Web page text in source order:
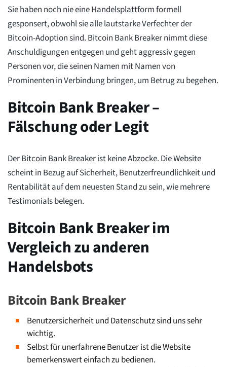
Sie haben noch nie eine Handelsplattform formell
gesponsert, obwohl sie alle lautstarke Verfechter der
Bitcoin-Adoption sind. Bitcoin Bank Breaker nimmt diese
Anschuldigungen entgegen und geht aggressiv gegen
Personen vor, die seinen Namen mit Namen von
Prominenten in Verbindung bringen, um Betrug zu begehen.
Bitcoin Bank Breaker –
Fälschung oder Legit
Der Bitcoin Bank Breaker ist keine Abzocke. Die Website
scheint in Bezug auf Sicherheit, Benutzerfreundlichkeit und
Rentabilität auf dem neuesten Stand zu sein, wie mehrere
Testimonials belegen.
Bitcoin Bank Breaker im
Vergleich zu anderen
Handelsbots
Bitcoin Bank Breaker
Benutzersicherheit und Datenschutz sind uns sehr
wichtig.
Selbst für unerfahrene Benutzer ist die Website
bemerkenswert einfach zu bedienen.